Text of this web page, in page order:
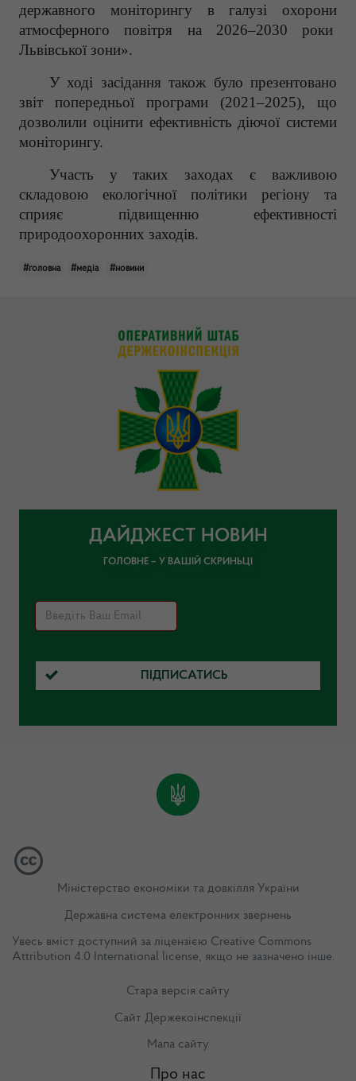
державного моніторингу в галузі охорони
атмосферного повітря на 2026–2030 роки
Львівської зони».
У ході засідання також було презентовано
звіт попередньої програми (2021–2025), що
дозволили оцінити ефективність діючої системи
моніторингу.
Участь у таких заходах є важливою
складовою екологічної політики регіону та
сприяє підвищенню ефективності
природоохоронних заходів.
#головна #медіа #новини
ДАЙДЖЕСТ НОВИН
ГОЛОВНЕ – У ВАШІЙ СКРИНЬЦІ
ПІДПИСАТИСЬ
Міністерство економіки та довкілля України
Державна система електронних звернень
Увесь вміст доступний за ліцензією Creative Commons
Attribution 4.0 International license, якщо не зазначено інше.
Стара версія сайту
Сайт Держекоінспекції
Мапа сайту
Про нас